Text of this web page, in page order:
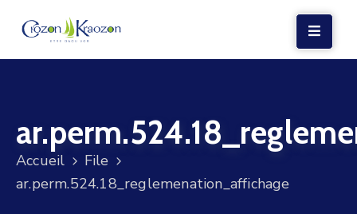
VIE
LOCALE
VIE
Accueil
File
ar.perm.524.18_reglemenation_affichage